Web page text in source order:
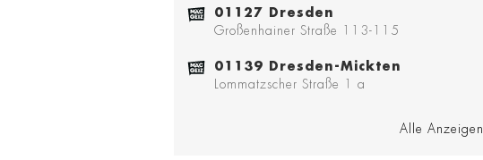
01127 Dresden
Großenhainer Straße 113-115
01139 Dresden-Mickten
Lommatzscher Straße 1 a
Alle Anzeigen